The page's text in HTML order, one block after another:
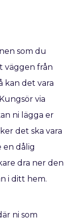
som du
väggen från
kan det vara
via
ni lägga er
det ska vara
en dålig
dra ner den
i ditt hem.
ni som